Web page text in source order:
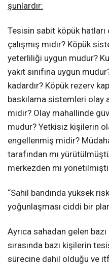
şunlardır:
Tesisin sabit köpük
çalışmış mıdır? Köpük
yeterliliği uygun mudur?
yakıt sınıfına uygun
kadardır? Köpük rezerv
baskılama sistemleri olay
midir? Olay mahallinde
mudur? Yetkisiz kişilerin
engellenmiş midir?
tarafından mı
merkezden mi
“Sahil bandında yüksek
yoğunlaşması ciddi bir
Ayrıca sahadan gelen
sırasında bazı kişilerin
sürecine dahil olduğu ve